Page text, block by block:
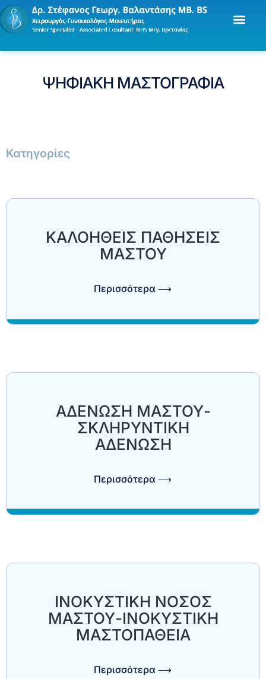
ΨΗΦΙΑΚΗ ΜΑΣΤΟΓΡΑΦΙΑ
Κατηγορίες
ΚΑΛΟΗΘΕΙΣ ΠΑΘΗΣΕΙΣ
ΜΑΣΤΟΥ
Περισσότερα ⟶
ΑΔΕΝΩΣΗ ΜΑΣΤΟΥ-
ΣΚΛΗΡΥΝΤΙΚΗ
ΑΔΕΝΩΣΗ
Περισσότερα ⟶
ΙΝΟΚΥΣΤΙΚΗ ΝΟΣΟΣ
ΜΑΣΤΟΥ-ΙΝΟΚΥΣΤΙΚΗ
ΜΑΣΤΟΠΑΘΕΙΑ
Περισσότερα ⟶